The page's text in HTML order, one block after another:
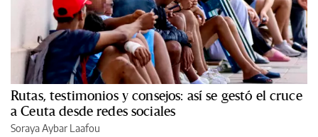
Rutas, testimonios y consejos: así se gestó el cruce
a Ceuta desde redes sociales
Soraya Aybar Laafou